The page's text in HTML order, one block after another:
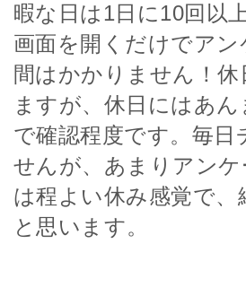
暇な日は1日に10回以
画面を開くだけでア
間はかかりません！
ますが、休日にはあ
で確認程度です。毎
せんが、あまりアン
は程よい休み感覚で
と思います。